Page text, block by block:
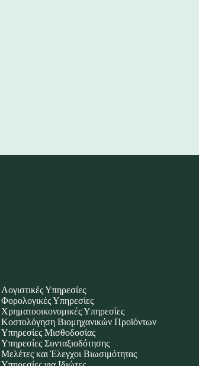
Λογιστικές Υπηρεσίες
Φορολογικές Υπηρεσίες
Χρηματοοικονομικές Υπηρεσίες
Κοστολόγηση Βιομηχανικών Προϊόντων
Υπηρεσίες Μισθοδοσίας
Υπηρεσίες Συνταξιοδότησης
Μελέτες και Έλεγχοι Βιωσιμότητας